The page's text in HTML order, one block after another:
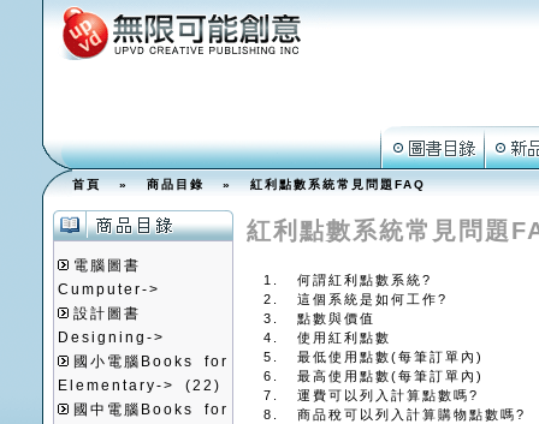
首頁»商品目錄» 紅利點數系統常見問題FAQ
電腦圖書
Cumputer->
設計圖書
Designing->
國小電腦Books for
Elementary->
(22)
國中電腦Books for
紅利點數系統常見問題
何謂紅利點數系統?
這個系統是如何工作?
點數與價值
使用紅利點數
最低使用點數(每筆訂單內)
最高使用點數(每筆訂單內)
運費可以列入計算點數嗎?
商品稅可以列入計算購物點數嗎?